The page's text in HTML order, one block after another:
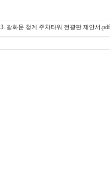
3. 광화문 청계 주차타워 전광판 제안서.pdf